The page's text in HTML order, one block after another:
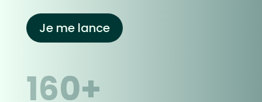
Je me lance
160+